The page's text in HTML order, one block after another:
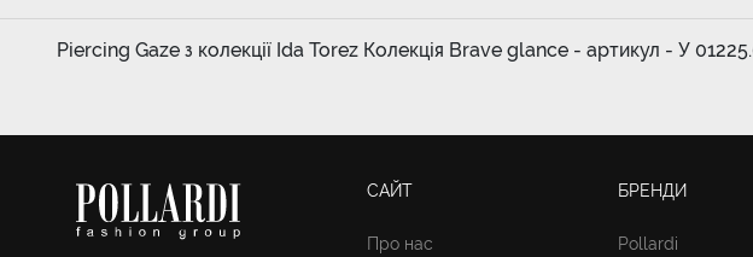
Piercing Gaze з колекції Ida Torez Колекція Brave glance - артикул - У
САЙТ
Про нас
БРЕНДИ
Pollardi